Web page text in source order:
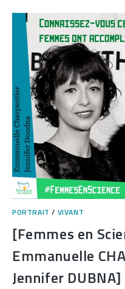
DU
Π]
PORTRAIT / VIVANT
[Femmes en
Emmanuelle
Jennifer DUBNA]